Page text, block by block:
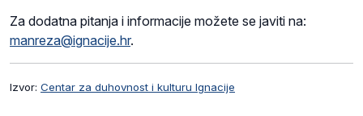
Za dodatna pitanja i informacije možete se javiti na:
manreza@ignacije.hr.
Izvor: Centar za duhovnost i kulturu Ignacije